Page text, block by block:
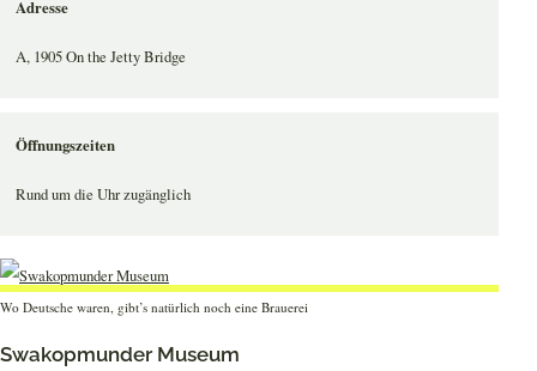
Adresse
A, 1905 On the Jetty Bridge
Öffnungszeiten
Rund um die Uhr zugänglich
Wo Deutsche waren, gibt’s natürlich noch eine Brauerei
Swakopmunder Museum